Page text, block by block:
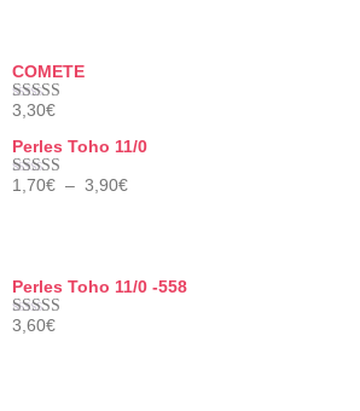
COMETE
Note5.00
3,30€
Perles Toho 11/0
Note5.00
1,70€ – 3,90€Plage
3,90€
Perles Toho 11/0 -558
Note5.00
3,60€